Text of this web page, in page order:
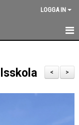
LOGGA IN
>
<